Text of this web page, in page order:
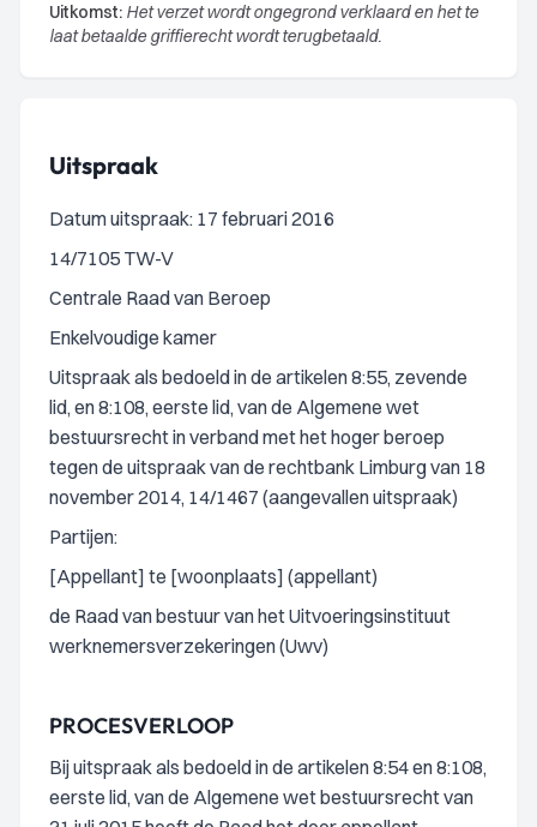
Uitkomst: Het verzet wordt ongegrond verklaard en het te
laat betaalde griffierecht wordt terugbetaald.
Uitspraak
Datum uitspraak: 17 februari 2016
14/7105 TW-V
Centrale Raad van Beroep
Enkelvoudige kamer
Uitspraak als bedoeld in de artikelen 8:55, zevende
lid, en 8:108, eerste lid, van de Algemene wet
bestuursrecht in verband met het hoger beroep
tegen de uitspraak van de rechtbank Limburg van 18
november 2014, 14/1467 (aangevallen uitspraak)
Partijen:
[Appellant] te [woonplaats] (appellant)
de Raad van bestuur van het Uitvoeringsinstituut
werknemersverzekeringen (Uwv)
PROCESVERLOOP
Bij uitspraak als bedoeld in de artikelen 8:54 en 8:108,
eerste lid, van de Algemene wet bestuursrecht van